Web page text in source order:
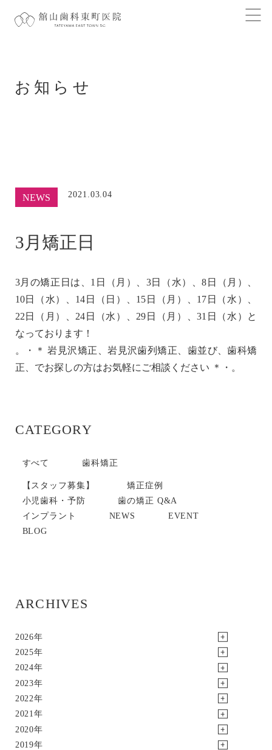
お知らせ
CATEGORY
すべて 歯科矯正
【スタッフ募集】
矯正症例
小児歯科・予防
歯の矯正 Q&A
インプラント
NEWS
EVENT
BLOG
ARCHIVES
2026年
2025年
2024年
2023年
2022年
2021年
2020年
2019年
NEWS 2021.03.04
3月矯正日
3月の矯正日は、1日（月）、3日（水）、8日（月）、
10日（水）、14日（日）、15日（月）、17日（水）、
22日（月）、24日（水）、29日（月）、31日（水）と
なっております！
。・＊ 岩見沢矯正、岩見沢歯列矯正、歯並び、歯科矯
正、でお探しの方はお気軽にご相談ください ＊・。